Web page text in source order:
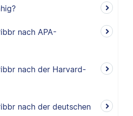
nach APA-
nach der Harvard-
nach der deutschen